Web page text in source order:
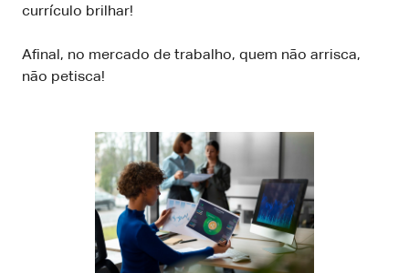
currículo brilhar!
Afinal, no mercado de trabalho, quem não arrisca,
não petisca!